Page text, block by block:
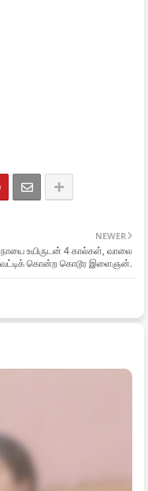
NEWER
நாயை உயிருடன் 4 கால்கள், வாலை
கொன்ற கொடூர இளைஞன்.